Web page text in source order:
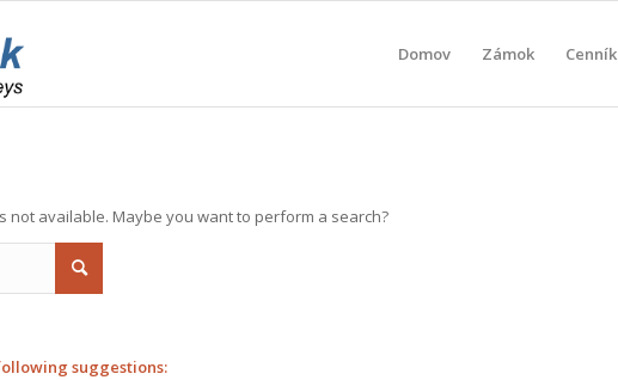
Domov Zámok Cenník
not available. Maybe you want to perform a search?
suggestions: